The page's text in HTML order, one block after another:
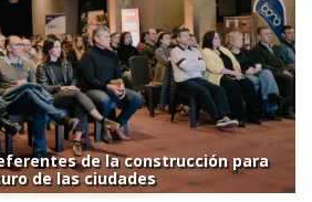
de la construcción para
de las ciudades